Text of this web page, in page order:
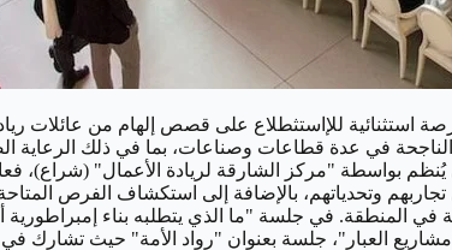
استثنائية للإاستثطلاع على قصص إلهام من عائلات
في عدة قطاعات وصناعات، بما في ذلك الرعاية
بواسطة "مركز الشارقة لريادة الأعمال" (شراع)،
رؤى قيّمة حول تجاربهم وتحدياتهم، بالإضافة إلى استكشاف
في المنطقة. في جلسة "ما الذي يتطلبه بناء
العبار"، جلسة بعنوان "رواد الأمة" حيث تشارك في